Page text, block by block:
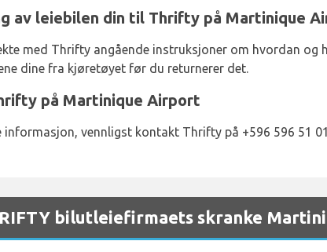
av leiebilen din til Thrifty på Martinique
med Thrifty angående instruksjoner om hvordan og
dine fra kjøretøyet før du returnerer det.
på Martinique Airport
informasjon, vennligst kontakt Thrifty på +596 596 51
bilutleiefirmaets skranke